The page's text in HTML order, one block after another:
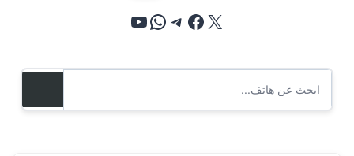
التالية
إكسفيسبوك
تيليجرام
واتساب
يوتيوب